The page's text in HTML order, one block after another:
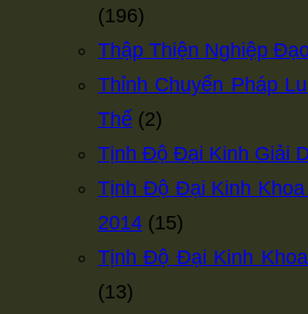
(196)
Thập Thiện Nghiệp
Thỉnh Chuyển Pháp
Thế (2)
Tịnh Độ Đại Kinh Giải
Tịnh Độ Đại Kinh
2014 (15)
Tịnh Độ Đại Kinh
(13)